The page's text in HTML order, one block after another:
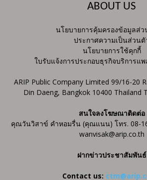
ABOUT US
นโยบายการคุ้มครองข้อมูลส่
ประกาศความเป็นส่วนตั
นโยบายการใช้คุกกี้
ใบรับแจ้งการประกอบธุรกิจบริการแ
ARIP Public Company Limited 99/16-20
Din Daeng, Bangkok 10400 Thailand
สนใจลงโฆษณาติดต่อ
คุณวันวิสาข์ คำหอมรื่น (คุณแนน) โทร. 08-
wanvisak@arip.co.th
ฝากข่าวประชาสัมพันธ์
Contact us: